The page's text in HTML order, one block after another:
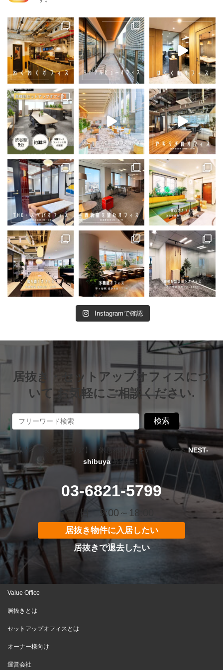
Instagramで確認
居抜き・セットアップオフィスにつ
いて お気軽にご相談ください.
検索
【渋谷・表参道エリア】「休息×集中」をデザインするNEST-
shibuya募集中！
03-6821-5799
平日 9:00～18:00
居抜き物件に入居したい
居抜きで退去したい
Value Office
居抜きとは
セットアップオフィスとは
オーナー様向け
運営会社